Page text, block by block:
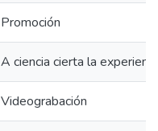
Promoción
A ciencia cierta la
Videograbación